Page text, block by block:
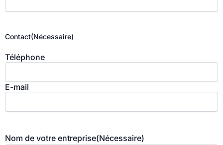
Contact(Nécessaire)
Téléphone
E-mail
Nom de votre entreprise(Nécessaire)